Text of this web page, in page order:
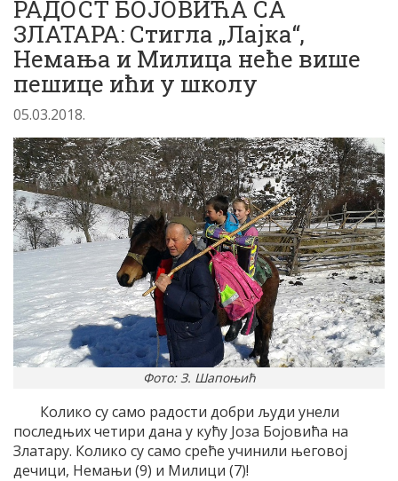
РАДОСТ БОЈОВИЋА СА
ЗЛАТАРА: Стигла „Лајка“,
Немања и Милица неће више
пешице ићи у школу
05.03.2018.
Фото: З. Шапоњић
Колико су само радости добри људи унели
последњих четири дана у кућу Јоза Бојовића на
Златару. Колико су само среће учинили његовој
дечици, Немањи (9) и Милици (7)!